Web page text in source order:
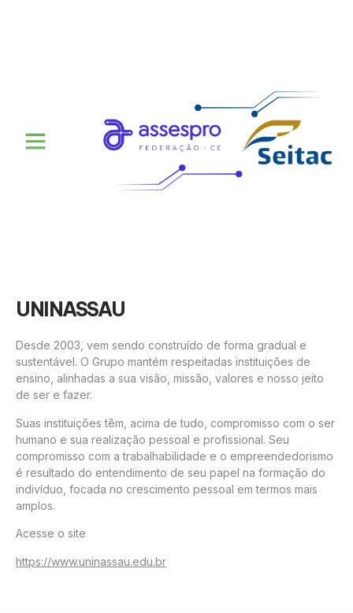
UNINASSAU
Desde 2003, vem sendo construído de forma gradual e
sustentável. O Grupo mantém respeitadas instituições de
ensino, alinhadas a sua visão, missão, valores e nosso jeito
de ser e fazer.
Suas instituições têm, acima de tudo, compromisso com o ser
humano e sua realização pessoal e profissional. Seu
compromisso com a trabalhabilidade e o empreendedorismo
é resultado do entendimento de seu papel na formação do
indivíduo, focada no crescimento pessoal em termos mais
amplos.
Acesse o site
https://www.uninassau.edu.br